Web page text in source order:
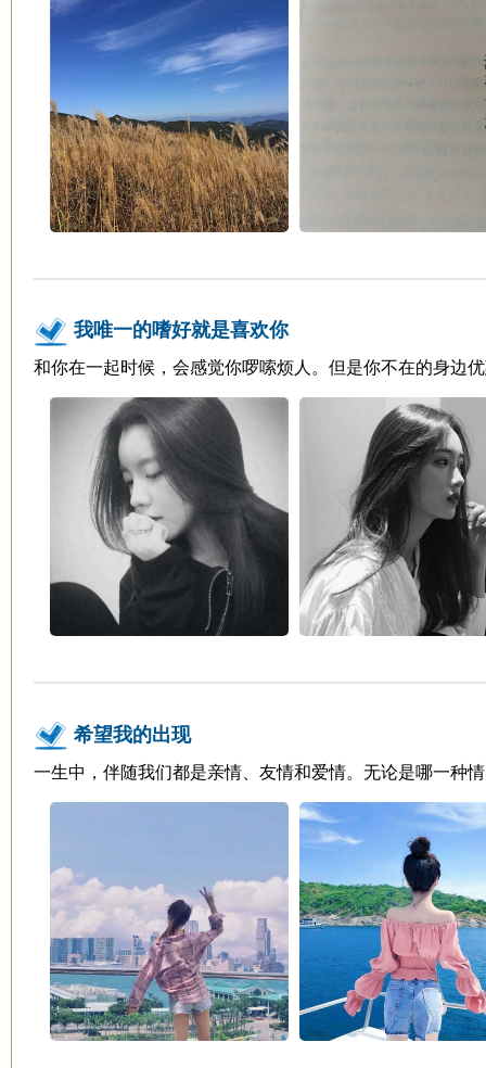
我唯一的嗜好就是喜欢你
和你在一起时候，会感觉你啰嗦烦人。但是你不在的身边
希望我的出现
一生中，伴随我们都是亲情、友情和爱情。无论是哪一种